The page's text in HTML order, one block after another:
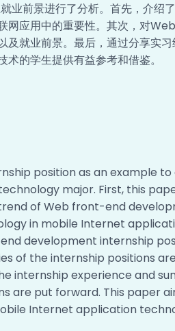
业前景进行了分析。首先，介绍
网应用中的重要性。其次，对
就业前景。最后，通过分享实
的学生提供有益参考和借鉴。
position as an example to
major. First, this
of Web front-end
in mobile Internet
development internship
of the internship positions
internship experience and
are put forward. This paper
Internet application